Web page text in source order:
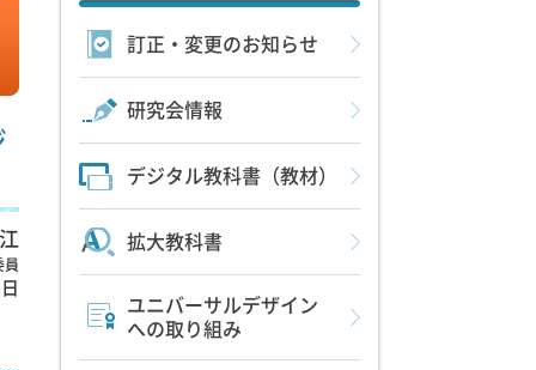
員
訂正・変更のお知らせ
研究会情報
デジタル教科書（教材）
拡大教科書
ユニバーサルデザイン
への取り組み